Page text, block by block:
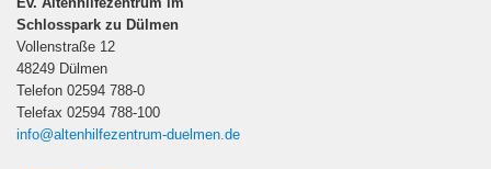
Schlosspark zu Dülmen
Vollenstraße 12
48249 Dülmen
Telefon 02594 788-0
Telefax 02594 788-100
info@altenhilfezentrum-duelmen.de